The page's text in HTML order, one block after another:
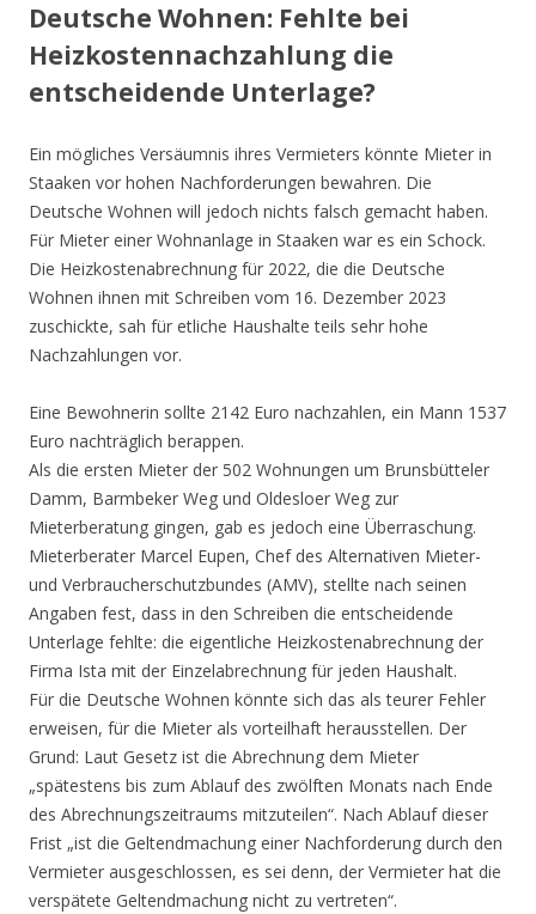
Deutsche Wohnen: Fehlte bei
Heizkostennachzahlung die
entscheidende Unterlage?
Ein mögliches Versäumnis ihres Vermieters könnte Mieter in
Staaken vor hohen Nachforderungen bewahren. Die
Deutsche Wohnen will jedoch nichts falsch gemacht haben.
Für Mieter einer Wohnanlage in Staaken war es ein Schock.
Die Heizkostenabrechnung für 2022, die die Deutsche
Wohnen ihnen mit Schreiben vom 16. Dezember 2023
zuschickte, sah für etliche Haushalte teils sehr hohe
Nachzahlungen vor.
Eine Bewohnerin sollte 2142 Euro nachzahlen, ein Mann 1537
Euro nachträglich berappen.
Als die ersten Mieter der 502 Wohnungen um Brunsbütteler
Damm, Barmbeker Weg und Oldesloer Weg zur
Mieterberatung gingen, gab es jedoch eine Überraschung.
Mieterberater Marcel Eupen, Chef des Alternativen Mieter-
und Verbraucherschutzbundes (AMV), stellte nach seinen
Angaben fest, dass in den Schreiben die entscheidende
Unterlage fehlte: die eigentliche Heizkostenabrechnung der
Firma Ista mit der Einzelabrechnung für jeden Haushalt.
Für die Deutsche Wohnen könnte sich das als teurer Fehler
erweisen, für die Mieter als vorteilhaft herausstellen. Der
Grund: Laut Gesetz ist die Abrechnung dem Mieter
„spätestens bis zum Ablauf des zwölften Monats nach Ende
des Abrechnungszeitraums mitzuteilen“. Nach Ablauf dieser
Frist „ist die Geltendmachung einer Nachforderung durch den
Vermieter ausgeschlossen, es sei denn, der Vermieter hat die
verspätete Geltendmachung nicht zu vertreten“.